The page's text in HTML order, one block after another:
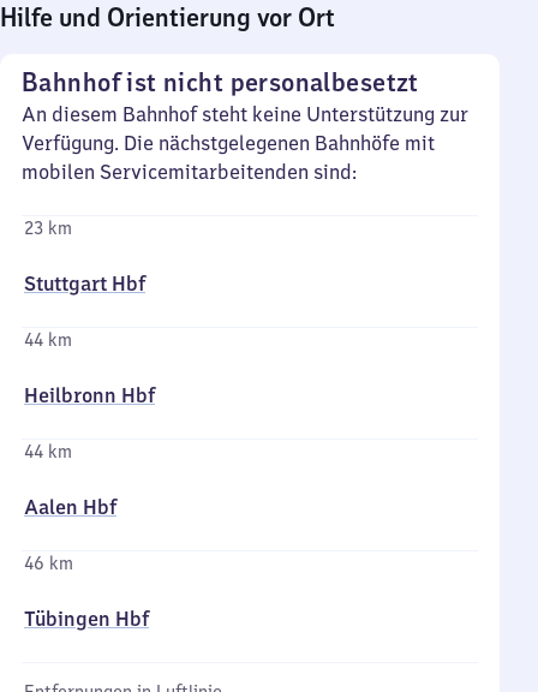
Hilfe und Orientierung vor Ort
Bahnhof ist nicht personalbesetzt
An diesem Bahnhof steht keine Unterstützung zur
Verfügung. Die nächstgelegenen Bahnhöfe mit
mobilen Servicemitarbeitenden sind:
23 km
Stuttgart Hbf
44 km
Heilbronn Hbf
44 km
Aalen Hbf
46 km
Tübingen Hbf